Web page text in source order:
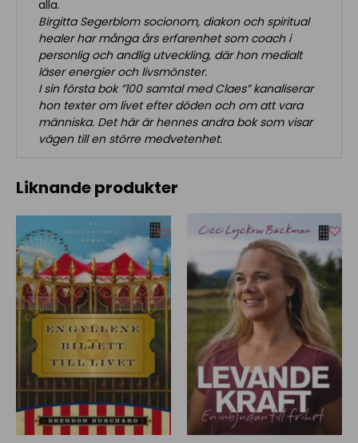
alla.
Birgitta Segerblom socionom, diakon och spiritual
healer har många års erfarenhet som coach i
personlig och andlig utveckling, där hon medialt
läser energier och livsmönster.
I sin första bok ”100 samtal med Claes” kanaliserar
hon texter om livet efter döden och om att vara
människa. Det här är hennes andra bok som visar
vägen till en större medvetenhet.
Liknande produkter